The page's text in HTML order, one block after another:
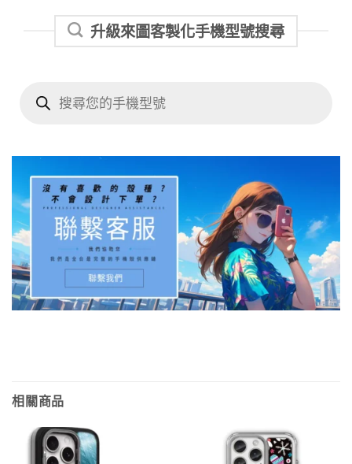
升級來圖客製化手機型號搜尋
search
相關商品